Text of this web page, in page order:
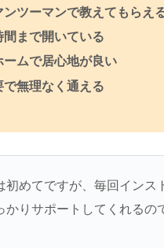
ンツーマンで教えてもらえ
間まで開いている
ームで居心地が良い
で無理なく通える
初めてですが、毎回インス
かりサポートしてくれるの